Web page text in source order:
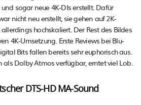
sogar neue 4K-DIs erstellt. Dafür
nicht neu erstellt, sie gehen auf 2K-
hochskaliert. Der Rest des Bildes
4K-Umsetzung. Erste Reviews bei Blu-
Bits fallen bereits sehr euphorisch aus.
Dolby Atmos verfügbar, erntet viel Lob.
DTS-HD MA-Sound